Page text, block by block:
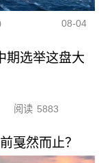
08-04
期选举这盘大
阅读 5883
戛然而止？